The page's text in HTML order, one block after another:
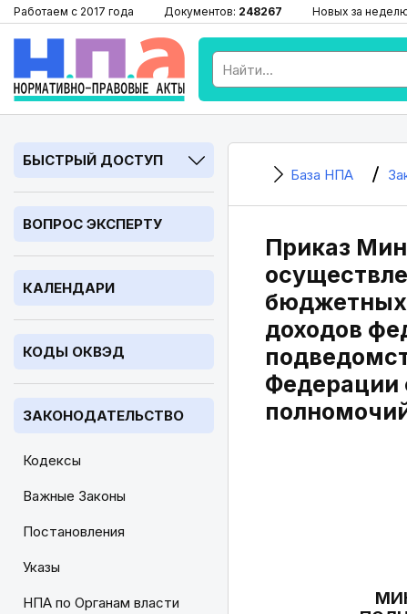
Работаем с 2017 года Документов: 248267 Новых за
БЫСТРЫЙ ДОСТУП
ВОПРОС ЭКСПЕРТУ
КАЛЕНДАРИ
КОДЫ ОКВЭД
ЗАКОНОДАТЕЛЬСТВО
Кодексы
Важные Законы
Постановления
Указы
НПА по Органам власти
База НПА
Приказ
бюджетных
доходов